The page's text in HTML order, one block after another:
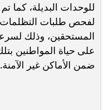
للوحدات البديلة، كما
لفحص طلبات
المستحقين، وذلك
على حياة المواطنين
ضمن الأماكن غير الآمنة.